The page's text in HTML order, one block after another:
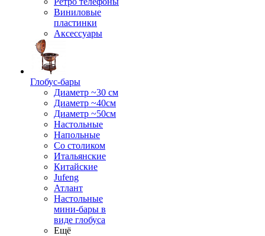
Виниловые
пластинки
Аксессуары
Глобус-бары
Диаметр ~30 см
Диаметр ~40см
Диаметр ~50см
Настольные
Напольные
Со столиком
Итальянские
Китайские
Jufeng
Атлант
Настольные
мини-бары в
виде глобуса
Ещё